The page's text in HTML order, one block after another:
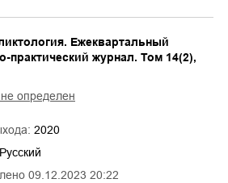
09.12.2023 20:22
Ежеквартальный
практический журнал. Том 14(2),
определен
2020
Русский